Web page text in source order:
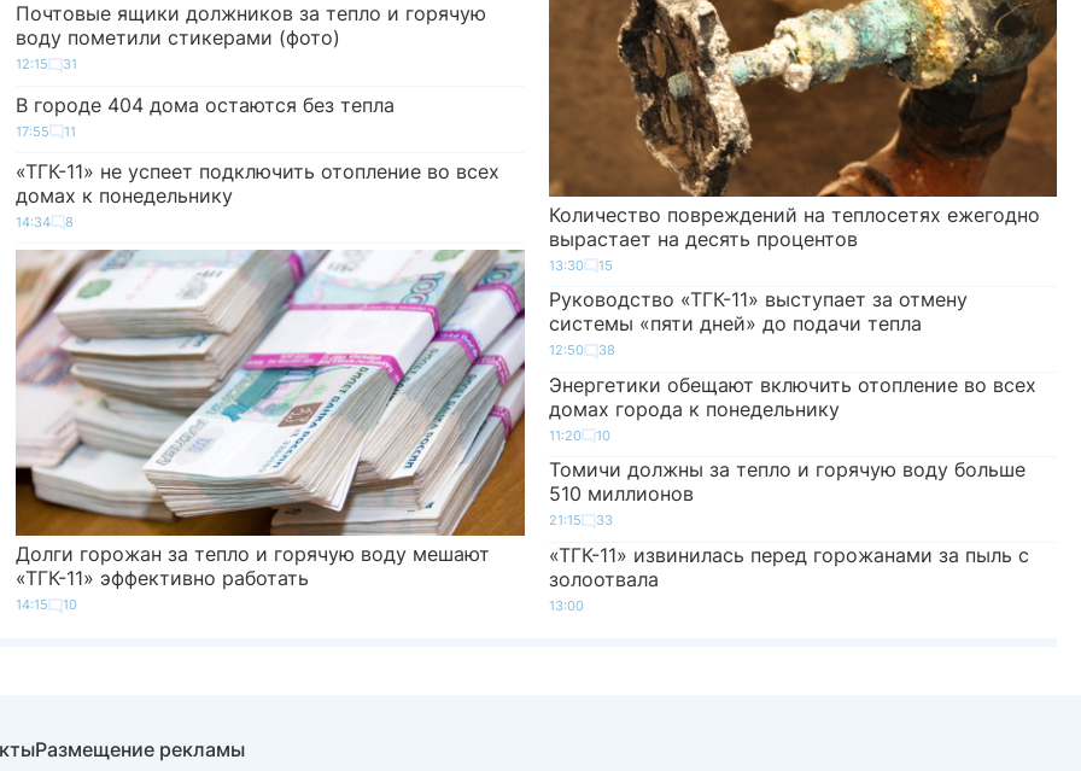
Почтовые ящики должников за тепло и горячую
воду пометили стикерами (фото)
12:15 31
В городе 404 дома остаются без тепла
17:55 11
«ТГК-11» не успеет подключить отопление во всех
домах к понедельнику
14:34 8
Долги горожан за тепло и горячую воду мешают
«ТГК-11» эффективно работать
14:15 10
Количество повреждений на теплосетях ежегодно
вырастает на десять процентов
13:30 15
Руководство «ТГК-11» выступает за отмену
системы «пяти дней» до подачи тепла
12:50 38
Энергетики обещают включить отопление во всех
домах города к понедельнику
11:20 10
Томичи должны за тепло и горячую воду больше
510 миллионов
21:15 33
«ТГК-11» извинилась перед горожанами за пыль с
золоотвала
13:00
Размещение рекламы